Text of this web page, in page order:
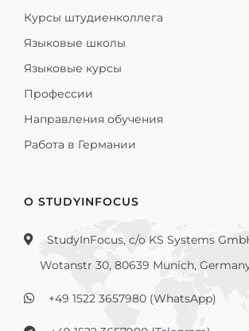
Курсы штудиенколлега
Языковые школы
Языковые курсы
Профессии
Направления обучения
Работа в Германии
О STUDYINFOCUS
StudyInFocus, c/o KS Systems
Wotanstr 30, 80639 Munich,
+49 1522 3657980 (WhatsApp)